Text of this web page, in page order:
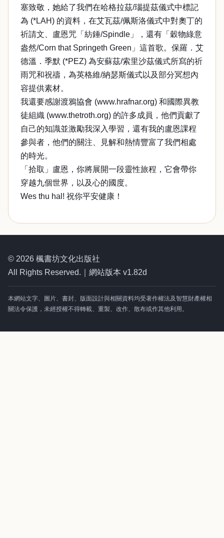
塞致敬，她給了我們在哈格拉茲/瑙提茲儀式中標記
為 (*LAH) 的資料，在艾瓦茲/佩斯洛儀式中對奧丁的
祈請文、盧恩咒「紡錘/Spindle」，還有「穀物綠意
盎然/Corn that Springeth Green」這首歌。保羅．艾
德溫．季默 (*PEZ) 為安蘇茲/索里沙茲儀式所寫的祈
雨咒和祝禱，為英格維/納瑟斯儀式以及部分冥想內
容提供素材。
我還要感謝渡鴉協會 (www.hrafnar.org) 和國際異教
徒組織 (www.thetroth.org) 的許多成員，他們貢獻了
自己的知識並激勵我深入學習，還有我的盧恩課程
參與者，他們的關注、見解和熱情豐富了我們相處
的時光。
「拾取」盧恩，你將展開一段靈性旅程，它會帶你
穿越九個世界，以及心的國度。
Wes thu hal! 祝你平安健康！
© 2026 楓書坊文化出版社
All Rights Reserved.｜網站版本 v1.82d
本網站文字、圖片、書封、版面設計與相關資料均受著作權法及智慧財產權相
關法令保護，未經授權不得轉載、重製、改作、散布或作其他利用。